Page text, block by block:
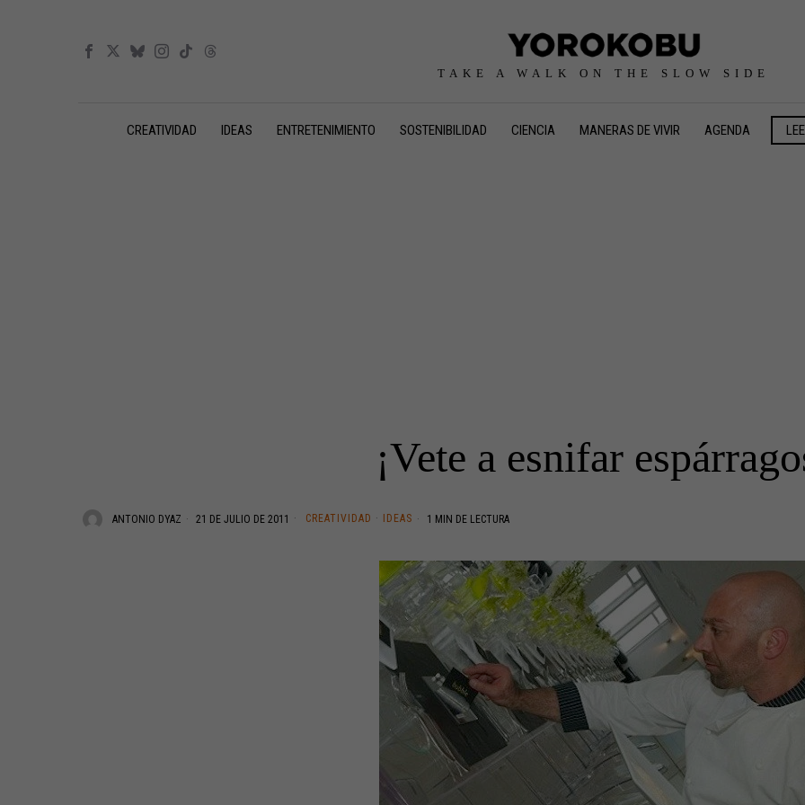
TAKE A WALK ON THE SLOW SIDE
CREATIVIDAD IDEAS ENTRETENIMIENTO SOSTENIBILIDAD CIENCIA MANERAS DE VIVIR AGENDA
¡Vete a esnifar
ANTONIO DYAZ 21 DE JULIO DE 2011 CREATIVIDAD · IDEAS 1 MIN DE LECTURA